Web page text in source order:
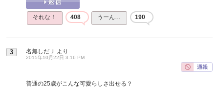
それな！ 408 うーん… 190
3 名無しだＪ より
2015年10月22日 3:16 PM
普通の25歳がこんな可愛らしさ出せる？